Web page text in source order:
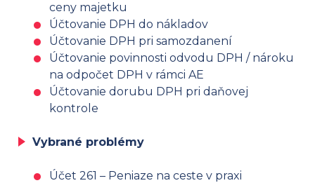
ceny majetku
Účtovanie DPH do nákladov
Účtovanie DPH pri samozdanení
Účtovanie povinnosti odvodu DPH / nároku
na odpočet DPH v rámci AE
Účtovanie dorubu DPH pri daňovej
kontrole
Vybrané problémy
Účet 261 – Peniaze na ceste v praxi